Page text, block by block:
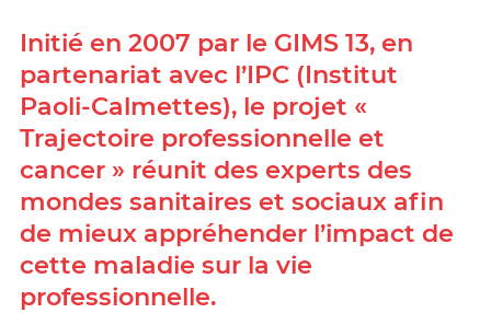
Initié en 2007 par le GIMS 13, en
partenariat avec l’IPC (Institut
Paoli-Calmettes), le projet «
Trajectoire professionnelle et
cancer » réunit des experts des
mondes sanitaires et sociaux afin
de mieux appréhender l’impact de
cette maladie sur la vie
professionnelle.